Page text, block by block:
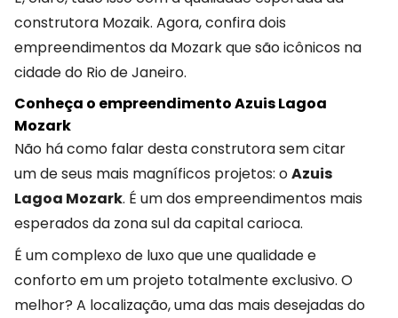
construtora Mozaik. Agora, confira dois
empreendimentos da Mozark que são icônicos na
cidade do Rio de Janeiro.
Conheça o empreendimento Azuis Lagoa
Mozark
Não há como falar desta construtora sem citar
um de seus mais magníficos projetos: oAzuis
Lagoa Mozark. É um dos empreendimentos mais
esperados da zona sul da capital carioca.
É um complexo de luxo que une qualidade e
conforto em um projeto totalmente exclusivo. O
melhor? A localização, uma das mais desejadas do